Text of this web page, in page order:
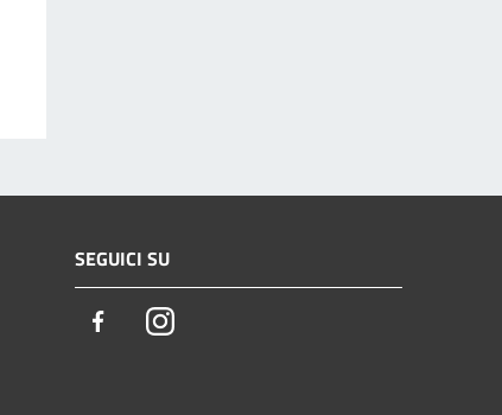
SEGUICI SU
FacebookInstagram